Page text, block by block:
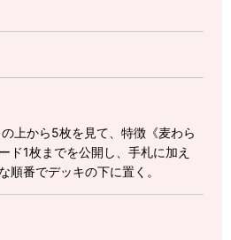
上から5枚を見て、特徴《麦わら
ド1枚までを公開し、手札に加え
順番でデッキの下に置く。